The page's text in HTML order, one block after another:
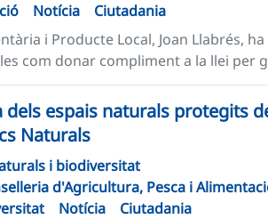
Notícia
Ciutadania
i Producte Local, Joan Llabrés, ha
com donar compliment a la llei per
espais naturals protegits
Naturals
i biodiversitat
d'Agricultura, Pesca i
Notícia
Ciutadania